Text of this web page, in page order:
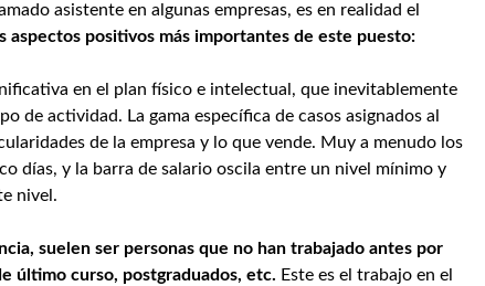
asistente en algunas empresas, es en realidad el
aspectos positivos más importantes de este puesto:
en el plan físico e intelectual, que inevitablemente
de actividad. La gama específica de casos asignados al
de la empresa y lo que vende. Muy a menudo los
días, y la barra de salario oscila entre un nivel mínimo y
nivel.
suelen ser personas que no han trabajado antes por
último curso, postgraduados, etc. Este es el trabajo en el